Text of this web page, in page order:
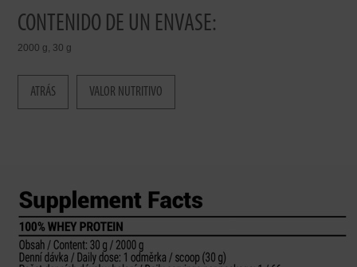
CONTENIDO DE UN ENVASE:
2000 g, 30 g
ATRÁS VALOR NUTRITIVO